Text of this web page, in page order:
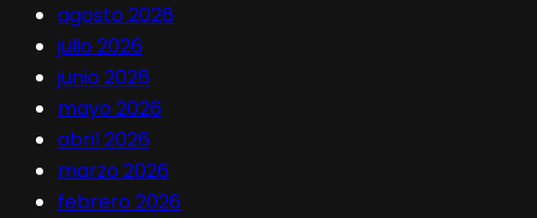
agosto 2026
julio 2026
junio 2026
mayo 2026
abril 2026
marzo 2026
febrero 2026